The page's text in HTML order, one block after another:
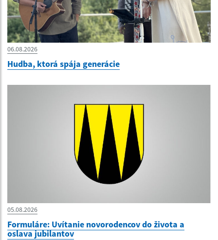
06.08.2026
Hudba, ktorá spája generácie
05.08.2026
Formuláre: Uvítanie novorodencov do života a
oslava jubilantov